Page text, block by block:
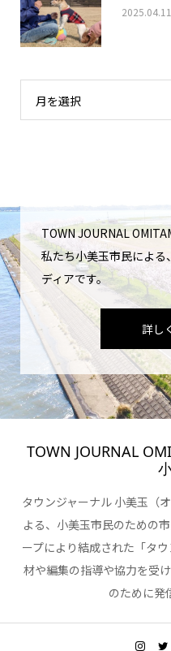
2025.04.11
月を選択
TOWN JOURNAL
私たち小美玉市民による
ディアです。
詳し
TOWN JOURNAL
タウンジャーナル 小美玉（
よる、小美玉市民のための
ープにより結成された「タ
材や編集の指導や協力を受
のために発